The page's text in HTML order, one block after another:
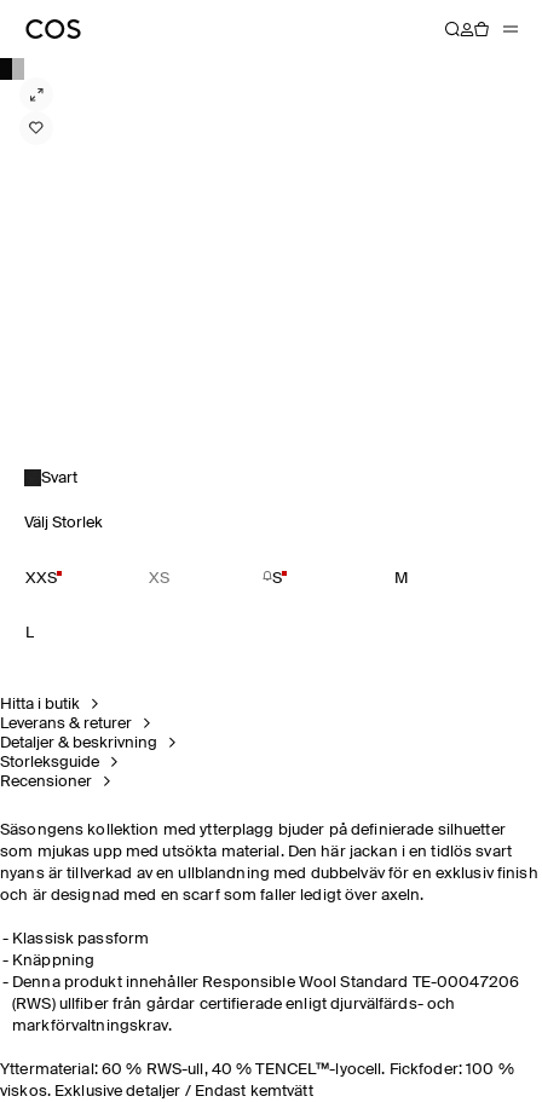
Svart
Välj Storlek
XXS XS S M
L
Hitta i butik
Leverans & returer
Detaljer & beskrivning
Storleksguide
Recensioner
Säsongens kollektion med ytterplagg bjuder på definierade silhuetter
som mjukas upp med utsökta material. Den här jackan i en tidlös svart
nyans är tillverkad av en ullblandning med dubbelväv för en exklusiv finish
och är designad med en scarf som faller ledigt över axeln.
Klassisk passform
Knäppning
Denna produkt innehåller Responsible Wool Standard TE-00047206
(RWS) ullfiber från gårdar certifierade enligt djurvälfärds- och
markförvaltningskrav.
Yttermaterial: 60 % RWS-ull, 40 % TENCEL™-lyocell. Fickfoder: 100 %
viskos. Exklusive detaljer / Endast kemtvätt